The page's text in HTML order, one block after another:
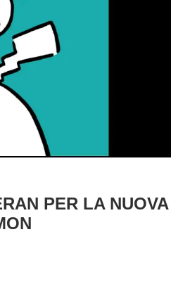
PER LA NUOVA